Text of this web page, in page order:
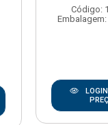
Código:
Embalagem: